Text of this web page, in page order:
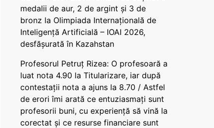
medalii de aur, 2 de argint și 3 de
bronz la Olimpiada Internațională de
Inteligență Artificială – IOAI 2026,
desfășurată în Kazahstan
Profesorul Petruț Rizea: O profesoară a
luat nota 4.90 la Titularizare, iar după
contestații nota a ajuns la 8.70 / Astfel
de erori îmi arată ce entuziasmați sunt
profesorii buni, cu experiență să vină la
corectat și ce resurse financiare sunt